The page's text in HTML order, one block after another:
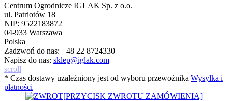
Centrum Ogrodnicze IGLAK Sp. z o.o.
ul. Patriotów 18
NIP: 9522183872
04-933 Warszawa
Polska
Zadzwoń do nas: +48 22 8724330
Napisz do nas: sklep@iglak.com
scroll
* Czas dostawy uzależniony jest od wyboru przewoźnika Wysyłka i
płatności
[PRZYCISK ZWROTU ZAMÓWIENIA]